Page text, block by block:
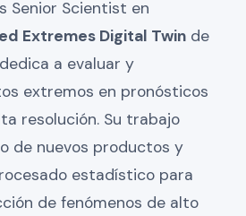
Senior Scientist en
Extremes Digital Twin de
a evaluar y
extremos en pronósticos
resolución. Su trabajo
de nuevos productos y
estadístico para
de fenómenos de alto